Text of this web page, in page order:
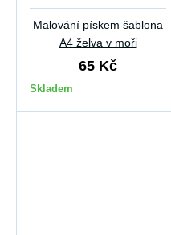
Malování pískem šablona
A4 želva v moři
65 Kč
Skladem